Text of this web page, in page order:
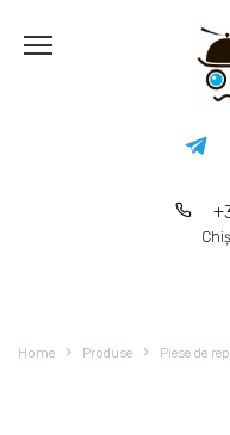
Home Produse Piese de